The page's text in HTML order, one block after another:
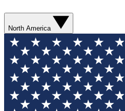
North America